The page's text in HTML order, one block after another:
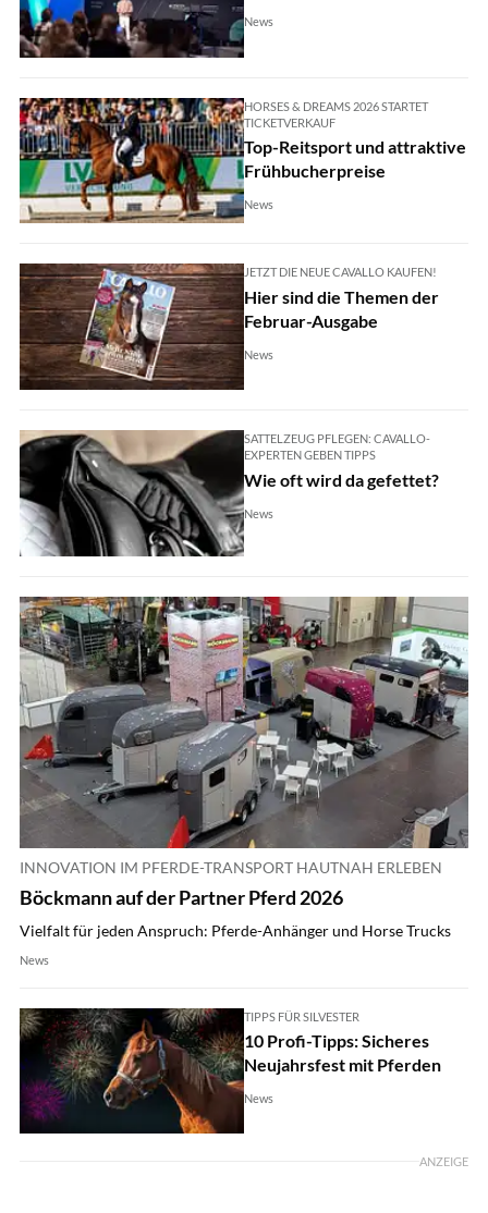
News
HORSES & DREAMS 2026 STARTET
TICKETVERKAUF
Top-Reitsport und attraktive
Frühbucherpreise
News
JETZT DIE NEUE CAVALLO KAUFEN!
Hier sind die Themen der
Februar-Ausgabe
News
SATTELZEUG PFLEGEN: CAVALLO-
EXPERTEN GEBEN TIPPS
Wie oft wird da gefettet?
News
INNOVATION IM PFERDE-TRANSPORT HAUTNAH ERLEBEN
Böckmann auf der Partner Pferd 2026
Vielfalt für jeden Anspruch: Pferde-Anhänger und Horse Trucks
News
TIPPS FÜR SILVESTER
10 Profi-Tipps: Sicheres
Neujahrsfest mit Pferden
News
ANZEIGE